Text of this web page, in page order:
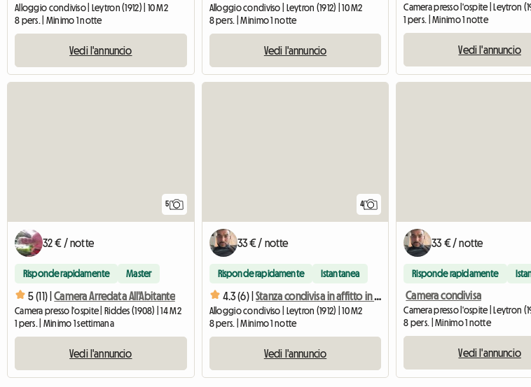
Alloggio condiviso | Leytron (1912) | 10 M2
8 pers. | Minimo 1 notte
Vedi l'annuncio
Alloggio condiviso | Leytron (1912) | 10 M2
8 pers. | Minimo 1 notte
Vedi l'annuncio
Camera presso l'ospite | Leytron
1 pers. | Minimo 1 notte
Vedi l'annuncio
5
32 € / notte
Risponde rapidamente Master
5 (11) | Camera Arredata All'Abitante
Camera presso l'ospite | Riddes (1908) | 14 M2
1 pers. | Minimo 1 settimana
Vedi l'annuncio
4
33 € / notte
Risponde rapidamente Istantanea
4.3 (6) | Stanza condivisa in affitto in casa
Alloggio condiviso | Leytron (1912) | 10 M2
8 pers. | Minimo 1 notte
Vedi l'annuncio
33 € / notte
Risponde rapidamente
Camera condivisa
Camera presso l'ospite | Leytron
8 pers. | Minimo 1 notte
Vedi l'annuncio